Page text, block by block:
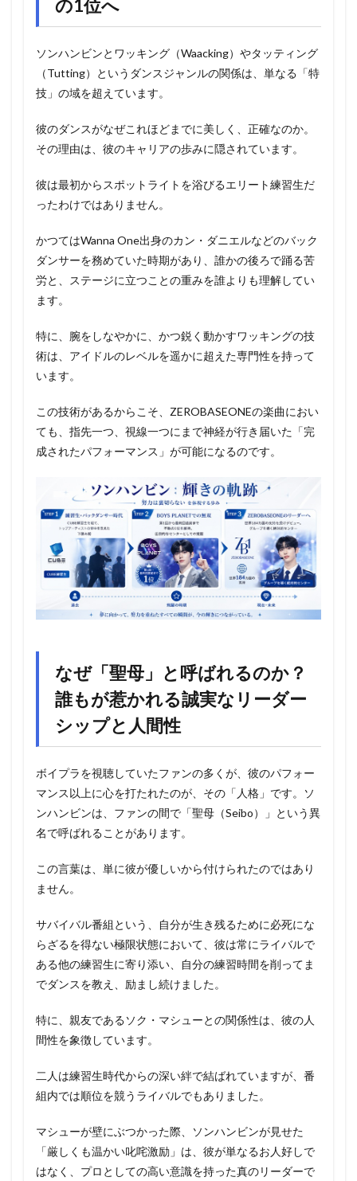
の1位へ
ソンハンビンとワッキング（Waacking）やタッティング
（Tutting）というダンスジャンルの関係は、単なる「特
技」の域を超えています。
彼のダンスがなぜこれほどまでに美しく、正確なのか。
その理由は、彼のキャリアの歩みに隠されています。
彼は最初からスポットライトを浴びるエリート練習生だ
ったわけではありません。
かつてはWanna One出身のカン・ダニエルなどのバック
ダンサーを務めていた時期があり、誰かの後ろで踊る苦
労と、ステージに立つことの重みを誰よりも理解してい
ます。
特に、腕をしなやかに、かつ鋭く動かすワッキングの技
術は、アイドルのレベルを遥かに超えた専門性を持って
います。
この技術があるからこそ、ZEROBASEONEの楽曲におい
ても、指先一つ、視線一つにまで神経が行き届いた「完
成されたパフォーマンス」が可能になるのです。
なぜ「聖母」と呼ばれるのか？
誰もが惹かれる誠実なリーダー
シップと人間性
ボイプラを視聴していたファンの多くが、彼のパフォー
マンス以上に心を打たれたのが、その「人格」です。ソ
ンハンビンは、ファンの間で「聖母（Seibo）」という異
名で呼ばれることがあります。
この言葉は、単に彼が優しいから付けられたのではあり
ません。
サバイバル番組という、自分が生き残るために必死にな
らざるを得ない極限状態において、彼は常にライバルで
ある他の練習生に寄り添い、自分の練習時間を削ってま
でダンスを教え、励まし続けました。
特に、親友であるソク・マシューとの関係性は、彼の人
間性を象徴しています。
二人は練習生時代からの深い絆で結ばれていますが、番
組内では順位を競うライバルでもありました。
マシューが壁にぶつかった際、ソンハンビンが見せた
「厳しくも温かい叱咤激励」は、彼が単なるお人好しで
はなく、プロとしての高い意識を持った真のリーダーで